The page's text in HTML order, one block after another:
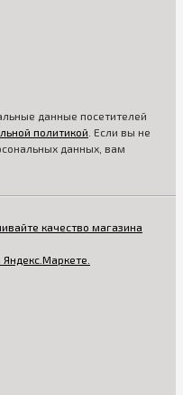
данные посетителей
политикой . Если вы не
данных, вам